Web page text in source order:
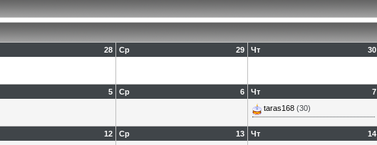
28 29
Ср 30
Чт
5 6
Ср 7
Чт
taras168 (30)
12 13
Ср
14
Чт